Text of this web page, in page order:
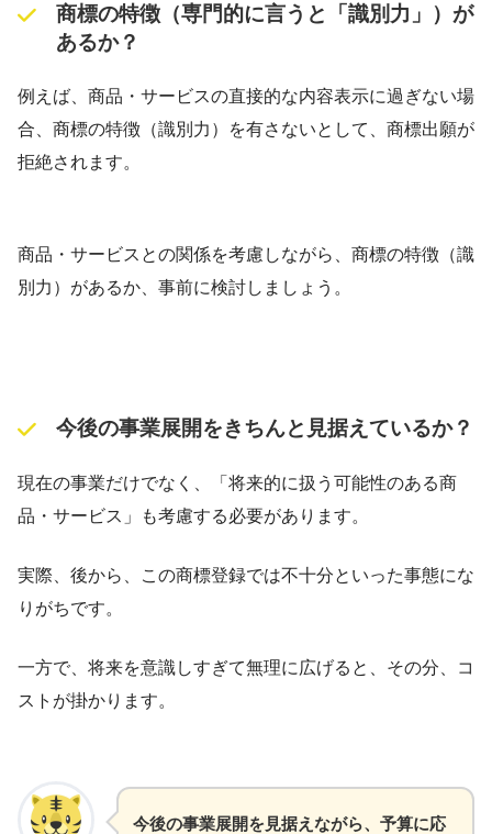
商標の特徴（専門的に言うと「識別力」）が
あるか？
例えば、商品・サービスの直接的な内容表示に過ぎない場
合、商標の特徴（識別力）を有さないとして、商標出願が
拒絶されます。
商品・サービスとの関係を考慮しながら、商標の特徴（識
別力）があるか、事前に検討しましょう。
今後の事業展開をきちんと見据えているか？
現在の事業だけでなく、「将来的に扱う可能性のある商
品・サービス」も考慮する必要があります。
実際、後から、この商標登録では不十分といった事態にな
りがちです。
一方で、将来を意識しすぎて無理に広げると、その分、コ
ストが掛かります。
今後の事業展開を見据えながら、予算に応